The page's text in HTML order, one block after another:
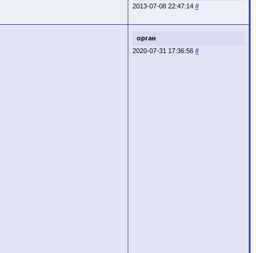
2013-07-08 22:47:14 #
орган
2020-07-31 17:36:56 #